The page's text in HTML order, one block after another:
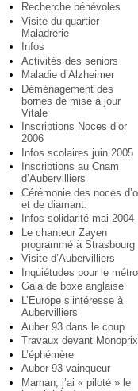
Recherche bénévoles
Visite du quartier
Maladrerie
Infos
Activités des seniors
Maladie d’Alzheimer
Déménagement des
bornes de mise à jour
Vitale
Inscriptions Noces d’or
2006
Infos scolaires juin 2005
Inscriptions au Cnam
d’Aubervilliers
Cérémonie des noces
et de diamant.
Infos solidarité mai 2004
Le chanteur Zayen
programmé à Strasbourg
Visite d’Aubervilliers
Inquiétudes pour le métro
Gala de boxe anglaise
L’Europe s’intéresse à
Aubervilliers
Auber 93 dans le coup
Travaux devant Monoprix
L’éphémère
Auber 93 vainqueur
Maman, j’ai « piloté » le